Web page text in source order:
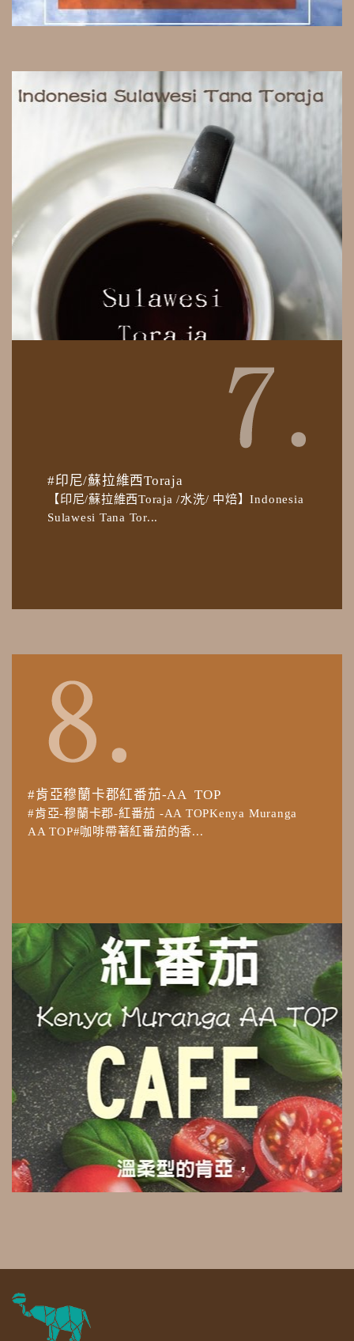
#印尼/蘇拉維西Toraja
【印尼/蘇拉維西Toraja /水洗/ 中焙】Indonesia
Sulawesi Tana Tor...
#肯亞穆蘭卡郡紅番茄-AA TOP
#肯亞-穆蘭卡郡-紅番茄 -AA TOPKenya Muranga
AA TOP#咖啡帶著紅番茄的香...